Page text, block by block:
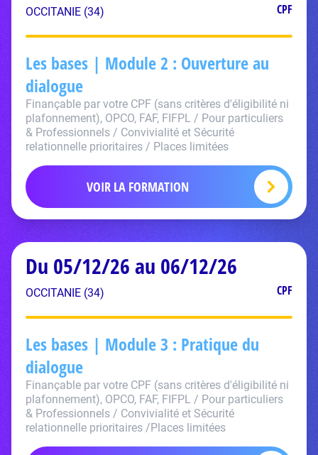
OCCITANIE (34) CPF
Les bases | Module 2 : Ouverture au
dialogue
Finançable par votre CPF (sans critères d'éligibilité ni
plafonnement), OPCO, FAF, FIFPL / Pour particuliers
& Professionnels / Convivialité et Sécurité
relationnelle prioritaires / Places limitées
VOIR LA FORMATION
Du 05/12/26 au 06/12/26
OCCITANIE (34) CPF
Les bases | Module 3 : Pratique du
dialogue
Finançable par votre CPF (sans critères d'éligibilité ni
plafonnement), OPCO, FAF, FIFPL / Pour particuliers
& Professionnels / Convivialité et Sécurité
relationnelle prioritaires /Places limitées